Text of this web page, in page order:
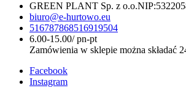
GREEN PLANT Sp. z o.o.NIP:
biuro@e-hurtowo.eu
516787868516919504
6.00-15.00/ pn-pt
Zamówienia w sklepie można składać
Facebook
Instagram